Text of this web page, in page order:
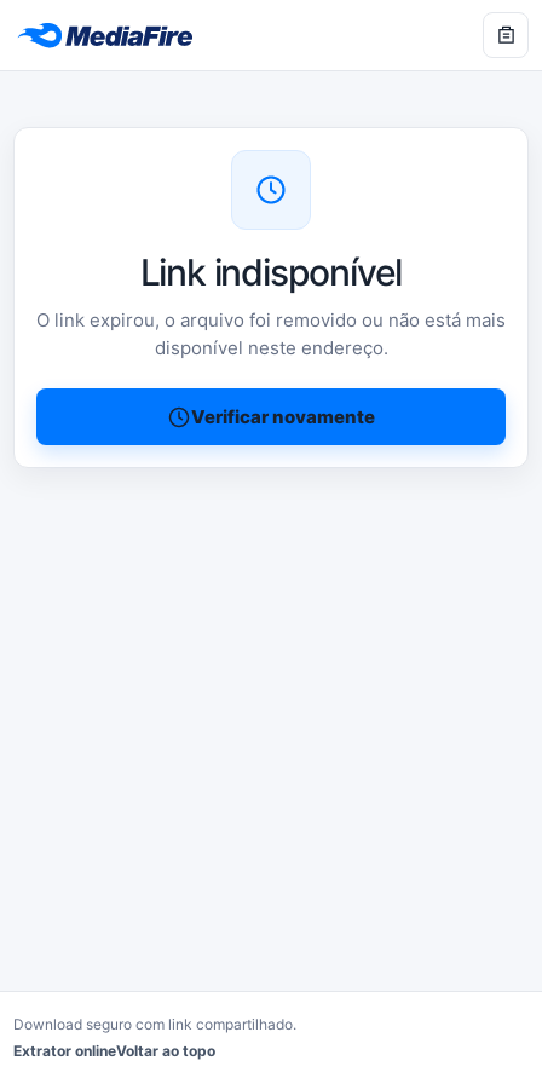
Link indisponível
O link expirou, o arquivo foi removido ou não está mais
disponível neste endereço.
Verificar novamente
Download seguro com link compartilhado.
Extrator onlineVoltar ao topo